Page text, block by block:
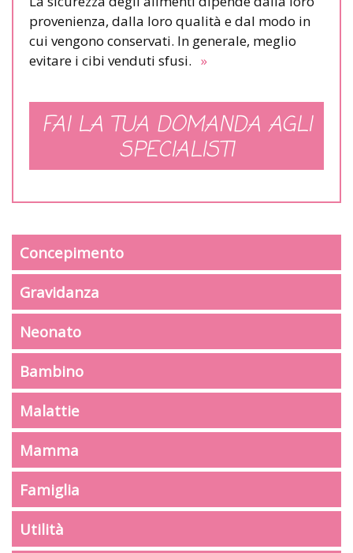
provenienza, dalla loro qualità e dal modo in
cui vengono conservati. In generale, meglio
evitare i cibi venduti sfusi. »
FAI LA TUA DOMANDA AGLI
SPECIALISTI
Concepimento
Gravidanza
Neonato
Bambino
Malattie
Mamma
Famiglia
Utilità